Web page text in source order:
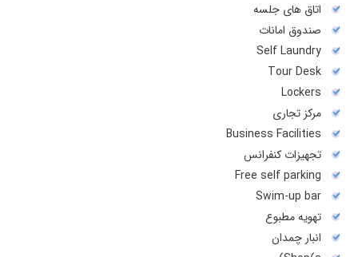
اتاق های جلسه
صندوق امانات
Self Laundry
Tour Desk
Lockers
مرکز تجاری
Business Facilities
تجهیزات کنفرانس
Free self parking
Swim-up bar
تهويه مطبوع
انبار چمدان